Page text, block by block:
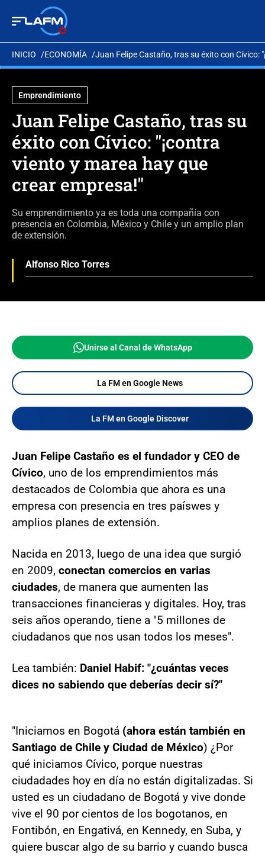
INICIO ECONOMÍA Juan Felipe Castaño, tras su éxito con Cívico:
Emprendimiento
Juan Felipe Castaño, tras su
éxito con Cívico: "¡contra
viento y marea hay que
crear empresa!"
Su emprendimiento ya es toda una compañía con
presencia en Colombia, México y Chile y un amplio plan
de extensión.
Alfonso Rico Torres
Unirse al Canal de WhatsApp
La FM en Google News
La FM en Google Discover
Juan Felipe Castaño es el fundador y CEO de
Cívico, uno de los emprendimientos más
destacados de Colombia que ahora es una
empresa con presencia en tres paíswes y
amplios planes de extensión.
Nacida en 2013, luego de una idea que surgió
en 2009, conectan comercios en varias
ciudades, de manera que aumenten las
transacciones financieras y digitales. Hoy, tras
seis años operando, tiene a "5 millones de
ciudadanos que nos usan todos los meses".
Lea también: Daniel Habif: "¿cuántas veces
dices no sabiendo que deberías decir sí?"
"Iniciamos en Bogotá (ahora están también en
Santiago de Chile y Ciudad de México) ¿Por
qué iniciamos Cívico, porque nuestras
ciudadades hoy en día no están digitalizadas. Si
usted es un ciudadano de Bogotá y vive donde
vive el 90 por cientos de los bogotanos, en
Fontibón, en Engativá, en Kennedy, en Suba, y
quiere buscar algo de su barrio y cuando busca